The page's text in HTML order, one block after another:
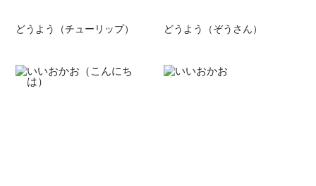
どうよう（チューリップ） どうよう（ぞうさん）